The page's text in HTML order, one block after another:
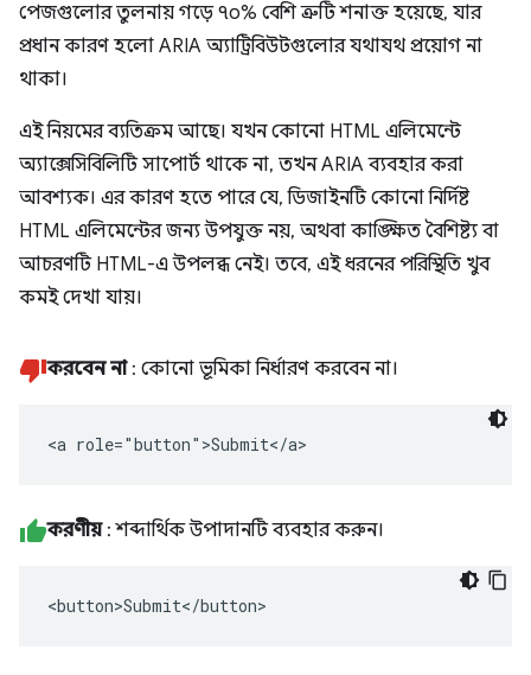
পেজগুলোর তুলনায় গড়ে ৭০% বেশি ত্রুটি শনাক্ত হয়েছে, যার
প্রধান কারণ হলো ARIA অ্যাট্রিবিউটগুলোর যথাযথ প্রয়োগ না
থাকা।
এই নিয়মের ব্যতিক্রম আছে। যখন কোনো HTML এলিমেন্টে
অ্যাক্সেসিবিলিটি সাপোর্ট থাকে না, তখন ARIA ব্যবহার করা
আবশ্যক। এর কারণ হতে পারে যে, ডিজাইনটি কোনো নির্দিষ্ট
HTML এলিমেন্টের জন্য উপযুক্ত নয়, অথবা কাঙ্ক্ষিত বৈশিষ্ট্য বা
আচরণটি HTML-এ উপলব্ধ নেই। তবে, এই ধরনের পরিস্থিতি খুব
কমই দেখা যায়।
করবেন না: কোনো ভূমিকা নির্ধারণ করবেন না।
<a role="button">Submit</a>
করণীয়: শব্দার্থিক উপাদানটি ব্যবহার করুন।
<button>Submit</button>